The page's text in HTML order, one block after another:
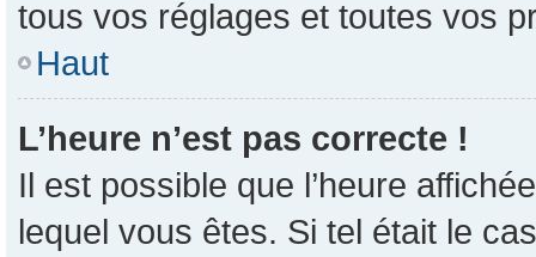
tous vos réglages et toutes vos
Haut
L’heure n’est pas correcte !
Il est possible que l’heure
lequel vous êtes. Si tel était le